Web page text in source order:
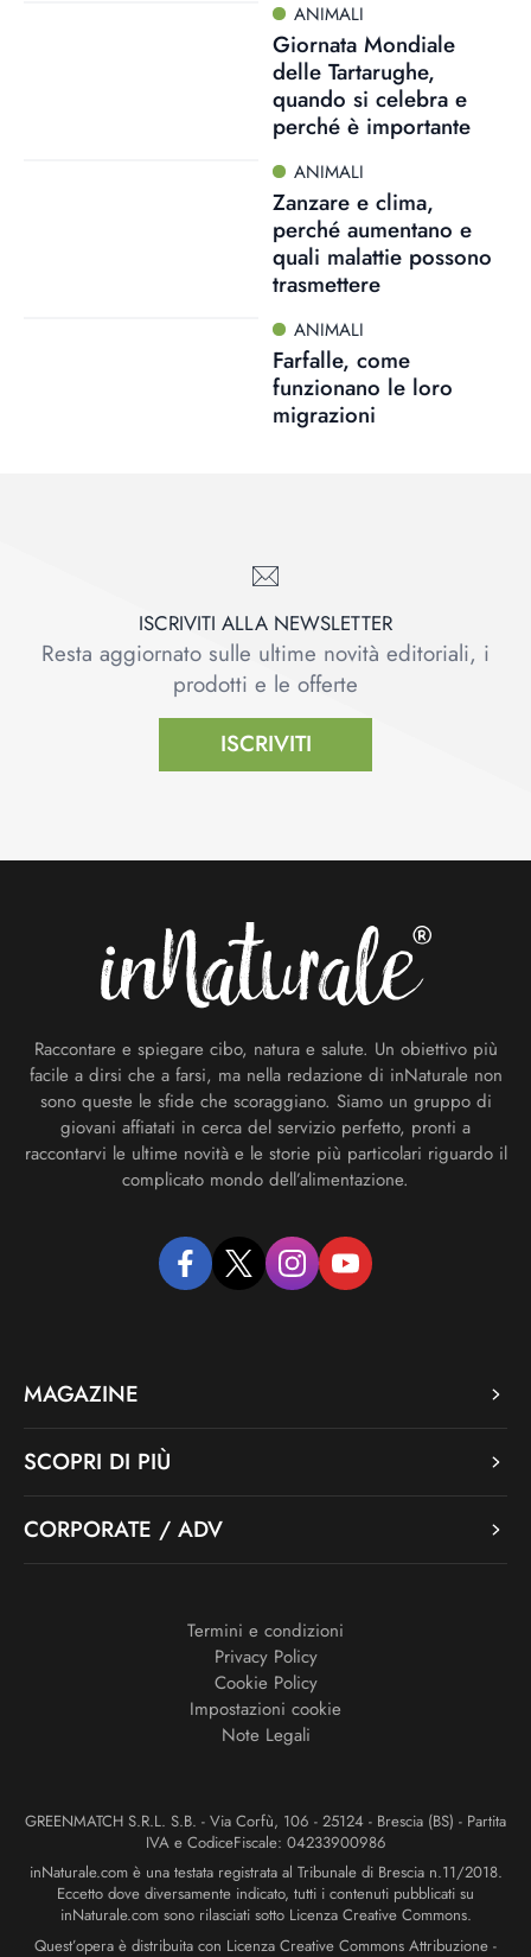
ANIMALI
Giornata Mondiale
delle Tartarughe,
quando si celebra e
perché è importante
ANIMALI
Zanzare e clima,
perché aumentano e
quali malattie possono
trasmettere
ANIMALI
Farfalle, come
funzionano le loro
migrazioni
ISCRIVITI ALLA NEWSLETTER
Resta aggiornato sulle ultime novità editoriali, i
prodotti e le offerte
ISCRIVITI
Raccontare e spiegare cibo, natura e salute. Un obiettivo più
facile a dirsi che a farsi, ma nella redazione di inNaturale non
sono queste le sfide che scoraggiano. Siamo un gruppo di
giovani affiatati in cerca del servizio perfetto, pronti a
raccontarvi le ultime novità e le storie più particolari riguardo il
complicato mondo dell’alimentazione.
facebooktwitter instagramyoutube
MAGAZINE
SCOPRI DI PIÙ
CORPORATE / ADV
Termini e condizioni
Privacy Policy
Cookie Policy
Impostazioni cookie
Note Legali
GREENMATCH S.R.L. S.B. - Via Corfù, 106 - 25124 - Brescia (BS) - Partita
IVA e CodiceFiscale: 04233900986
inNaturale.com è una testata registrata al Tribunale di Brescia n.11/2018.
Eccetto dove diversamente indicato, tutti i contenuti pubblicati su
inNaturale.com sono rilasciati sotto Licenza Creative Commons.
Quest’opera è distribuita con Licenza Creative Commons Attribuzione -